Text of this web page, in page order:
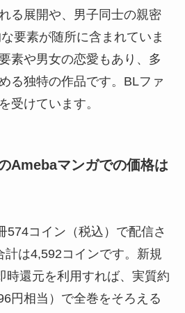
る展開や、男子同士の親密
要素が随所に含まれていま
素や男女の恋愛もあり、多
る独特の作品です。BLファ
受けています。
Amebaマンガでの価格は
574コイン（税込）で配信さ
計は4,592コインです。新規
時還元を利用すれば、実質約
円相当）で全巻をそろえる